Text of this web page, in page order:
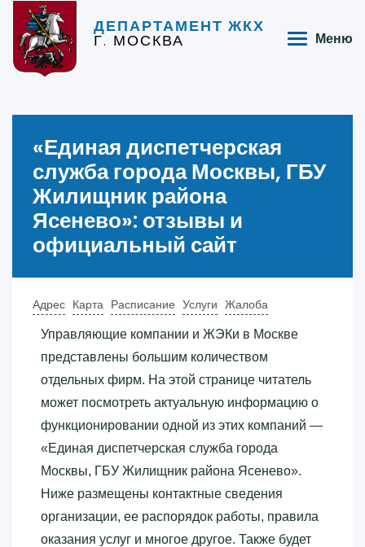
ДЕПАРТАМЕНТ ЖКХ
Г. МОСКВА Меню
«‎Единая диспетчерская
служба города Москвы, ГБУ
Жилищник района
Ясенево»‎: отзывы и
официальный сайт
Адрес Карта Расписание Услуги Жалоба
Управляющие компании и ЖЭКи в Москве
представлены большим количеством
отдельных фирм. На этой странице читатель
может посмотреть актуальную информацию о
функционировании одной из этих компаний —
«‎Единая диспетчерская служба города
Москвы, ГБУ Жилищник района Ясенево»‎.
Ниже размещены контактные сведения
организации, ее распорядок работы, правила
оказания услуг и многое другое. Также будет